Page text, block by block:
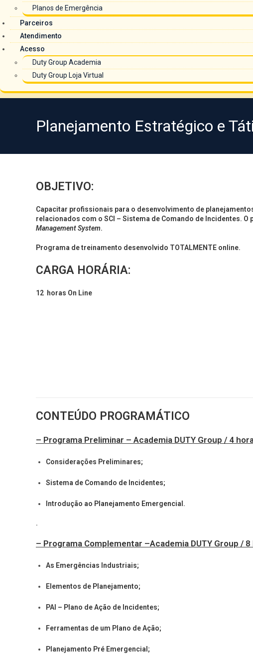
Planos de Emergência
Parceiros
Atendimento
Acesso
Duty Group Academia
Duty Group Loja Virtual
Planejamento Estratégico e
OBJETIVO:
Capacitar profissionais para o desenvolvimento de
relacionados com o SCI – Sistema de Comando de Incidentes.
Management System.
Programa de treinamento desenvolvido TOTALMENTE online.
CARGA HORÁRIA:
12 horas On Line
CONTEÚDO PROGRAMÁTICO
– Programa Preliminar – Academia DUTY Group / 4
Considerações Preliminares;
Sistema de Comando de Incidentes;
Introdução ao Planejamento Emergencial.
.
– Programa Complementar –Academia DUTY Group /
As Emergências Industriais;
Elementos de Planejamento;
PAI – Plano de Ação de Incidentes;
Ferramentas de um Plano de Ação;
Planejamento Pré Emergencial;